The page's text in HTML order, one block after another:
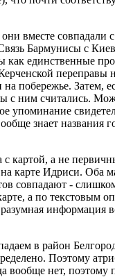
вместе совпадали
Бармунисы с
как единственные
переправы
побережье. Затем,
с ним считались.
упоминание
знает
картой, а не
карте Идриси. Оба
совпадают -
а по текстовым
информация
в район
Поэтому
вообще нет,